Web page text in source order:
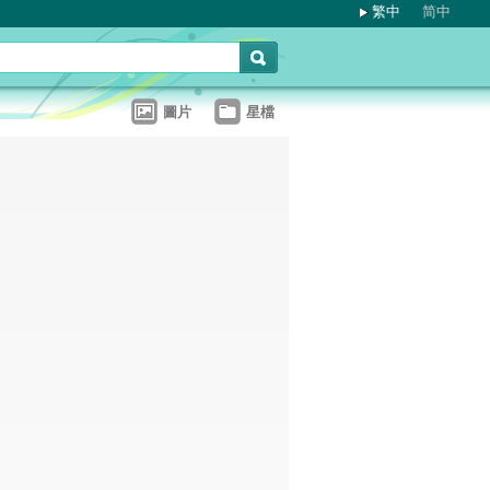
繁中 简中
圖片 星檔